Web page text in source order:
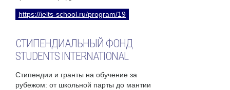
https://ielts-school.ru/program/19
СТИПЕНДИАЛЬНЫЙ ФОНД
STUDENTS INTERNATIONAL
Стипендии и гранты на обучение за
рубежом: от школьной парты до мантии